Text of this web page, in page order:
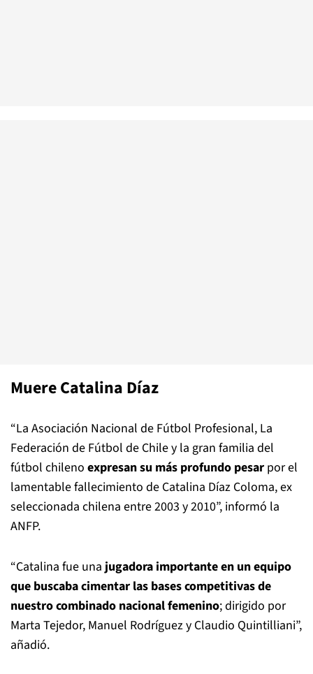
Muere Catalina Díaz
“La Asociación Nacional de Fútbol Profesional, La
Federación de Fútbol de Chile y la gran familia del
fútbol chileno expresan su más profundo pesar por el
lamentable fallecimiento de Catalina Díaz Coloma, ex
seleccionada chilena entre 2003 y 2010”, informó la
ANFP.
“Catalina fue unajugadora importante en un equipo
que buscaba cimentar las bases competitivas de
nuestro combinado nacional femenino; dirigido por
Marta Tejedor, Manuel Rodríguez y Claudio Quintilliani”,
añadió.